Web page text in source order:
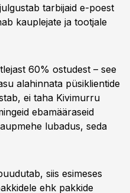
tarbijaid e-poest
kauplejate ja tootjale
60% ostudest – see
alahinnata püsiklientide
ei taha Kivimurru
ebamääraseid
lubadus, seda
siis esimeses
ehk pakkide